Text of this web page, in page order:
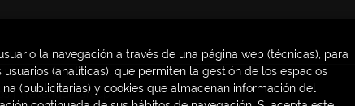
| Trevenque Group
la navegación a través de una página web (técnicas), para
(analíticas), que permiten la gestión de los espacios
(publicitarias) y cookies que almacenan información del